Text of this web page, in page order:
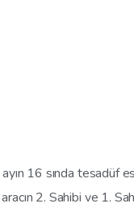
ayın 16 sında
aracın 2. Sahibi ve 1.